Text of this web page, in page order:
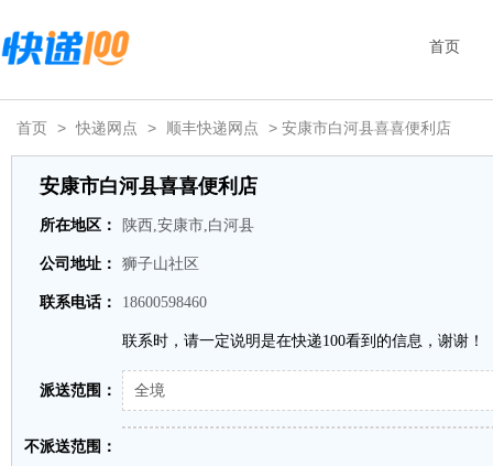
首页
首页 > 快递网点 > 顺丰快递网点 > 安康市白河县喜喜便利店
安康市白河县喜喜便利店
所在地区： 陕西,安康市,白河县
公司地址： 狮子山社区
联系电话： 18600598460
联系时，请一定说明是在快递100看到的信息，谢谢！
派送范围： 全境
不派送范围：